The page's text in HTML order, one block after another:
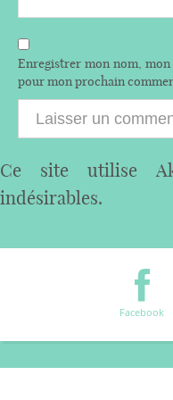
Enregistrer mon nom,
pour mon prochain
Ce site utilise
indésirables.
Facebook